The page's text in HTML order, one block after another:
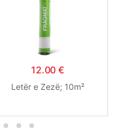
12.00€
Letër e Zezë; 10m²